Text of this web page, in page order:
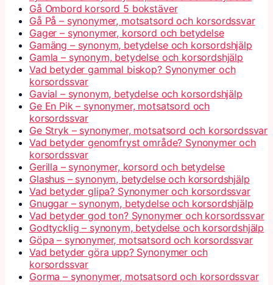
Gå Ombord korsord 5 bokstäver
Gå På – synonymer, motsatsord och korsordssvar
Gager – synonymer, korsord och betydelse
Gamäng – synonym, betydelse och korsordshjälp
Gamla – synonym, betydelse och korsordshjälp
Vad betyder gammal biskop? Synonymer och
korsordssvar
Gavial – synonym, betydelse och korsordshjälp
Ge En Pik – synonymer, motsatsord och
korsordssvar
Ge Stryk – synonymer, motsatsord och korsordssvar
Vad betyder genomfryst område? Synonymer och
korsordssvar
Gerilla – synonymer, korsord och betydelse
Glashus – synonym, betydelse och korsordshjälp
Vad betyder glipa? Synonymer och korsordssvar
Gnuggar – synonym, betydelse och korsordshjälp
Vad betyder god ton? Synonymer och korsordssvar
Godtycklig – synonym, betydelse och korsordshjälp
Göpa – synonymer, motsatsord och korsordssvar
Vad betyder göra upp? Synonymer och
korsordssvar
Gorma – synonymer, motsatsord och korsordssvar